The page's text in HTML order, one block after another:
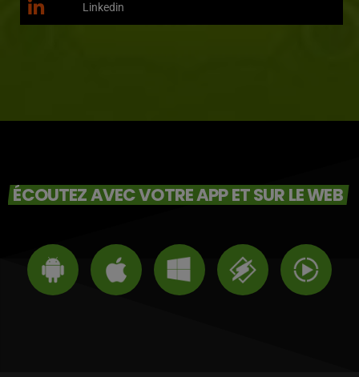
Linkedin
ÉCOUTEZ AVEC VOTRE APP ET SUR LE WEB